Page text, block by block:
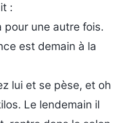
:
pour une autre fois.
est demain à la
lui et se pèse, et oh
Le lendemain il